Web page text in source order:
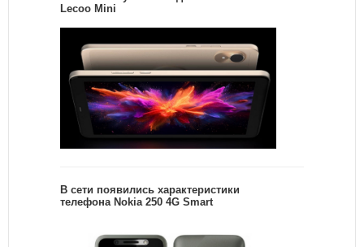
Lecoo Mini
В сети появились характеристики
телефона Nokia 250 4G Smart